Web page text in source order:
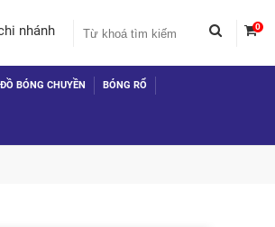
nhánh 0
ĐỒ BÓNG CHUYỀN BÓNG RỔ